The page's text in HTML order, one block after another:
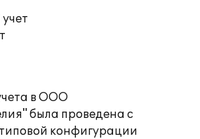
в ООО
была проведена с
конфигурации